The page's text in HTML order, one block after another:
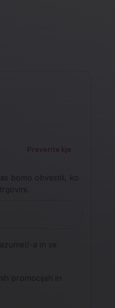
Preverite kje
bomo obvestili, ko
a in se
promocijah in